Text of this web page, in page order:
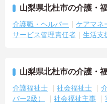
山梨県北杜市の介護・
介護職・ヘルパー ケアマネ
サービス管理責任者
生活支
山梨県北杜市の介護・
介護福祉士 社会福祉士
パー2級）
社会福祉主事